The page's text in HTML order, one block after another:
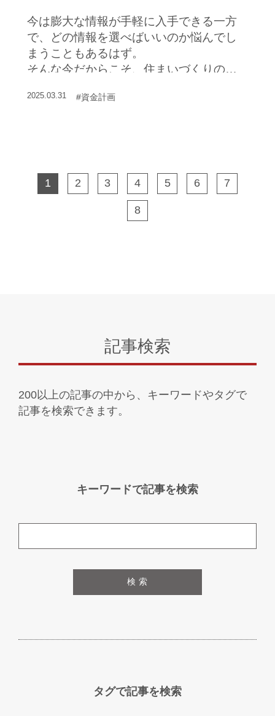
今は膨大な情報が手軽に入手できる一方
で、どの情報を選べばいいのか悩んでし
まうこともあるはず。
そんな今だからこそ、住まいづくりのプ
用してみよう。
2025.03.31 #資金計画
1 2 3 4 5 6 7
8
記事検索
200以上の記事の中から、キーワードやタグで
記事を検索できます。
キーワードで記事を検索
検 索
タグで記事を検索